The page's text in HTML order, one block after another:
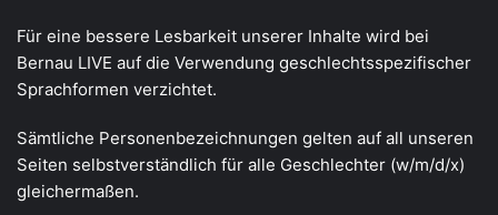
Für eine bessere Lesbarkeit unserer Inhalte wird bei
Bernau LIVE auf die Verwendung geschlechtsspezifischer
Sprachformen verzichtet.
Sämtliche Personenbezeichnungen gelten auf all unseren
Seiten selbstverständlich für alle Geschlechter (w/m/d/x)
gleichermaßen.